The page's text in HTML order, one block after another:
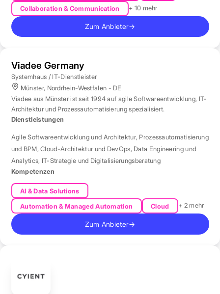
Collaboration & Communication
+ 10 mehr
Zum Anbieter→
Viadee Germany
Systemhaus / IT-Dienstleister
Münster, Nordrhein-Westfalen - DE
Viadee aus Münster ist seit 1994 auf agile Softwareentwicklung, IT-
Architektur und Prozessautomatisierung spezialisiert.
Dienstleistungen
Agile Softwareentwicklung und Architektur, Prozessautomatisierung
und BPM,Cloud-Architektur und DevOps, Data Engineering und
Analytics, IT-Strategie und Digitalisierungsberatung
Kompetenzen
AI & Data Solutions
Automation & Managed Automation
Cloud + 2 mehr
Zum Anbieter→